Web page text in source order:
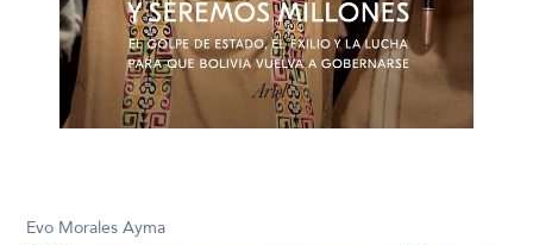
Evo Morales Ayma